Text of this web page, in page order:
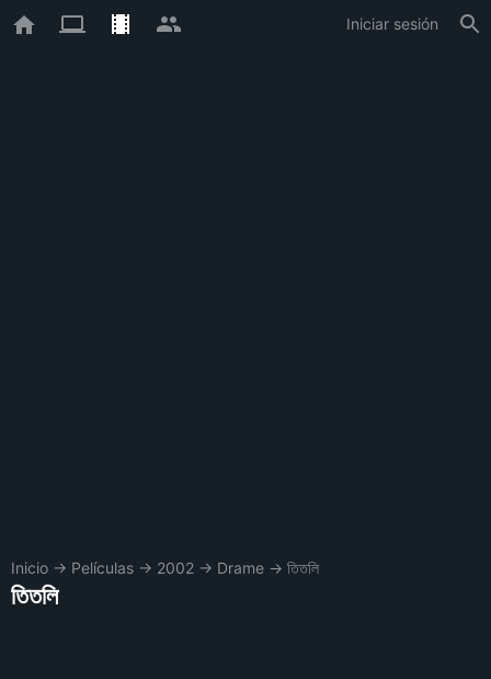
Iniciar sesión
Inicio → Películas → 2002 → Drame → তিতলি
তিতলি